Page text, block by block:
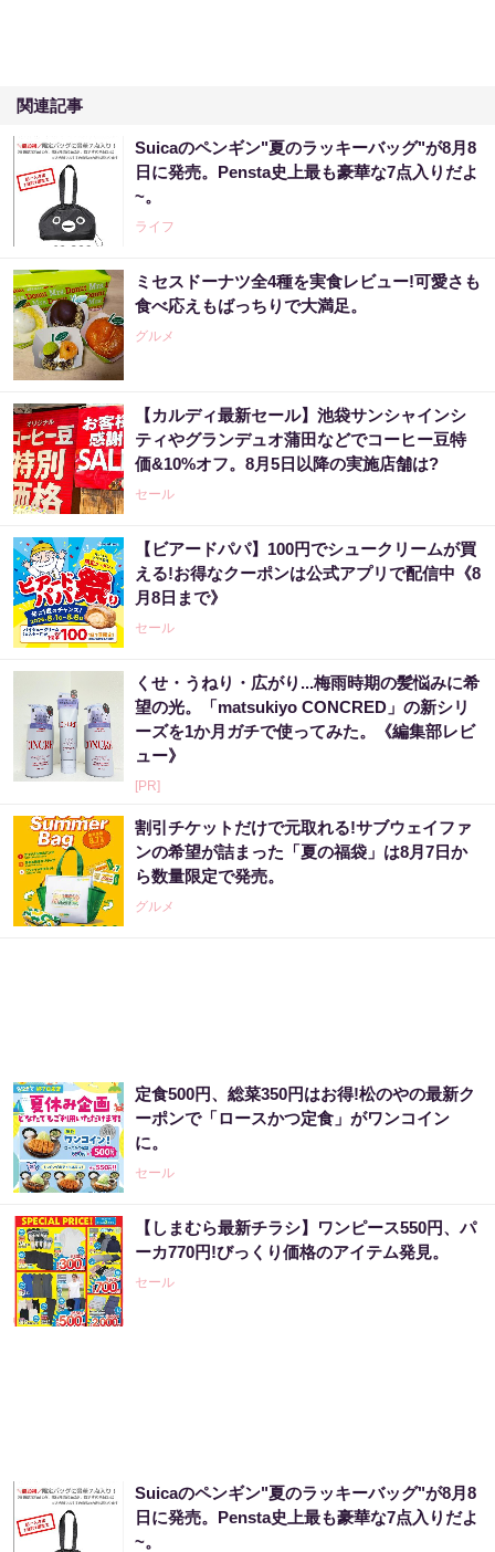
関連記事
Suicaのペンギン"夏のラッキーバッグ"が8月8
日に発売。Pensta史上最も豪華な7点入りだよ
~。
ライフ
ミセスドーナツ全4種を実食レビュー!可愛さも
食べ応えもばっちりで大満足。
グルメ
【カルディ最新セール】池袋サンシャインシ
ティやグランデュオ蒲田などでコーヒー豆特
価&10%オフ。8月5日以降の実施店舗は?
セール
【ビアードパパ】100円でシュークリームが買
える!お得なクーポンは公式アプリで配信中《8
月8日まで》
セール
くせ・うねり・広がり...梅雨時期の髪悩みに希
望の光。「matsukiyo CONCRED」の新シリ
ーズを1か月ガチで使ってみた。《編集部レビ
ュー》
[PR]
割引チケットだけで元取れる!サブウェイファ
ンの希望が詰まった「夏の福袋」は8月7日か
ら数量限定で発売。
グルメ
定食500円、総菜350円はお得!松のやの最新ク
ーポンで「ロースかつ定食」がワンコイン
に。
セール
【しまむら最新チラシ】ワンピース550円、パ
ーカ770円!びっくり価格のアイテム発見。
セール
Suicaのペンギン"夏のラッキーバッグ"が8月8
日に発売。Pensta史上最も豪華な7点入りだよ
~。